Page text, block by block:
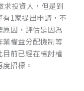
求投資人，但是到
1家提出申請，不
因，評估是因為
權益分配機制等
目前已經在檢討權
招標。